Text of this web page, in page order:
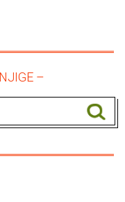
–